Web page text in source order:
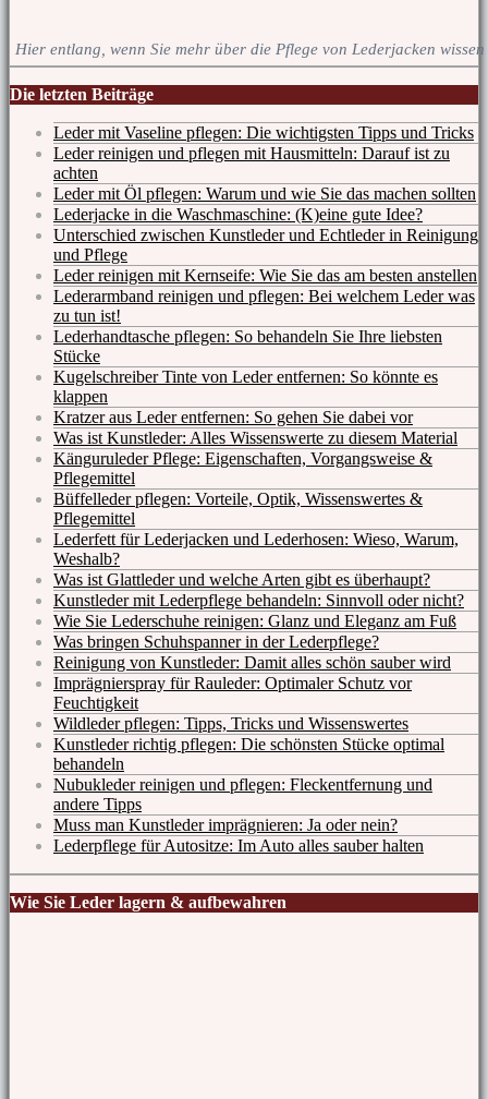
Hier entlang, wenn Sie mehr über die Pflege von Lederjacken
Die letzten Beiträge
Leder mit Vaseline pflegen: Die wichtigsten Tipps und Tricks
Leder reinigen und pflegen mit Hausmitteln: Darauf ist zu
achten
Leder mit Öl pflegen: Warum und wie Sie das machen sollten
Lederjacke in die Waschmaschine: (K)eine gute Idee?
Unterschied zwischen Kunstleder und Echtleder in Reinigung
und Pflege
Leder reinigen mit Kernseife: Wie Sie das am besten anstellen
Lederarmband reinigen und pflegen: Bei welchem Leder was
zu tun ist!
Lederhandtasche pflegen: So behandeln Sie Ihre liebsten
Stücke
Kugelschreiber Tinte von Leder entfernen: So könnte es
klappen
Kratzer aus Leder entfernen: So gehen Sie dabei vor
Was ist Kunstleder: Alles Wissenswerte zu diesem Material
Känguruleder Pflege: Eigenschaften, Vorgangsweise &
Pflegemittel
Büffelleder pflegen: Vorteile, Optik, Wissenswertes &
Pflegemittel
Lederfett für Lederjacken und Lederhosen: Wieso, Warum,
Weshalb?
Was ist Glattleder und welche Arten gibt es überhaupt?
Kunstleder mit Lederpflege behandeln: Sinnvoll oder nicht?
Wie Sie Lederschuhe reinigen: Glanz und Eleganz am Fuß
Was bringen Schuhspanner in der Lederpflege?
Reinigung von Kunstleder: Damit alles schön sauber wird
Imprägnierspray für Rauleder: Optimaler Schutz vor
Feuchtigkeit
Wildleder pflegen: Tipps, Tricks und Wissenswertes
Kunstleder richtig pflegen: Die schönsten Stücke optimal
behandeln
Nubukleder reinigen und pflegen: Fleckentfernung und
andere Tipps
Muss man Kunstleder imprägnieren: Ja oder nein?
Lederpflege für Autositze: Im Auto alles sauber halten
Wie Sie Leder lagern & aufbewahren